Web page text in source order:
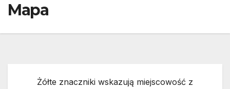
Mapa
Żółte znaczniki wskazują miejscowość z